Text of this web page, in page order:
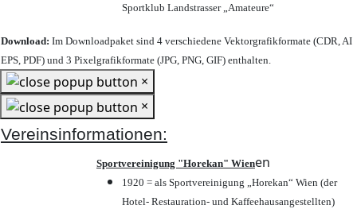
Sportklub Landstrasser „Amateure“
Download: Im Downloadpaket sind 4 verschiedene Vektorgrafikformate (CDR, AI
EPS, PDF) und 3 Pixelgrafikformate (JPG, PNG, GIF) enthalten.
×
×
Vereinsinformationen:
Sportvereinigung "Horekan" Wienen
1920 = als Sportvereinigung „Horekan“ Wien (der
Hotel- Restauration- und Kaffeehausangestellten)